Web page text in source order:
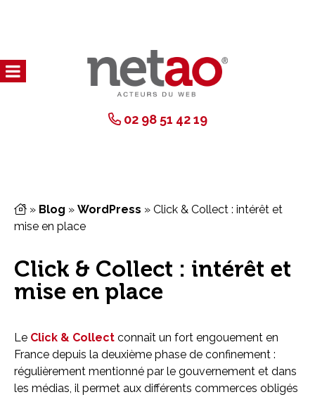
02 98 51 42 19
» Blog » WordPress » Click & Collect : intérêt et
mise en place
Click & Collect : intérêt et
mise en place
Le Click & Collect connaît un fort engouement en
France depuis la deuxième phase de confinement :
régulièrement mentionné par le gouvernement et dans
les médias, il permet aux différents commerces obligés